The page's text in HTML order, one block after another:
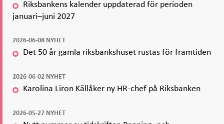
Riksbankens kalender uppdaterad för perioden
januari–juni 2027
2026-06-08 NYHET
Det 50 år gamla riksbankshuset rustas för framtiden
2026-06-02 NYHET
Karolina Liron Källåker ny HR-chef på Riksbanken
2026-05-27 NYHET